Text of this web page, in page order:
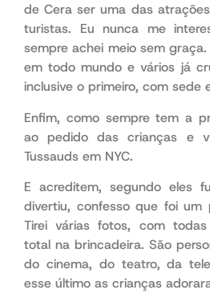
de Cera ser uma das
turistas. Eu nunca me
sempre achei meio sem
em todo mundo e vários já
inclusive o primeiro, com sede
Enfim, como sempre tem a
ao pedido das crianças e
Tussauds em NYC.
E acreditem, segundo eles
divertiu, confesso que foi um
Tirei várias fotos, com
total na brincadeira. São
do cinema, do teatro, da
esse último as crianças